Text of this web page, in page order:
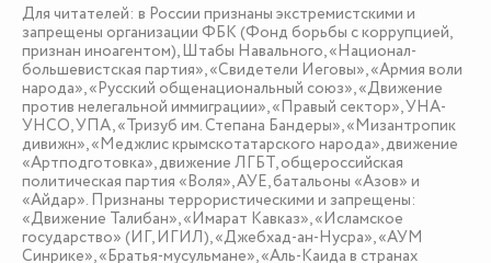
Для читателей: в России признаны экстремистскими и
запрещены организации ФБК (Фонд борьбы с коррупцией,
признан иноагентом), Штабы Навального, «Национал-
большевистская партия», «Свидетели Иеговы», «Армия воли
народа», «Русский общенациональный союз», «Движение
против нелегальной иммиграции», «Правый сектор», УНА-
УНСО, УПА, «Тризуб им. Степана Бандеры», «Мизантропик
дивижн», «Меджлис крымскотатарского народа», движение
«Артподготовка», движение ЛГБТ, общероссийская
политическая партия «Воля», АУЕ, батальоны «Азов» и
«Айдар». Признаны террористическими и запрещены:
«Движение Талибан», «Имарат Кавказ», «Исламское
государство» (ИГ, ИГИЛ), «Джебхад-ан-Нусра», «АУМ
Синрике», «Братья-мусульмане», «Аль-Каида в странах